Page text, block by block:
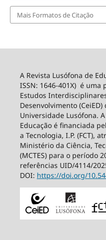
Mais Formatos de Citação
A Revista Lusófona de
ISSN: 1646-401X) é uma
Estudos
Desenvolvimento
Universidade Lusófona.
Educação é financiada
a Tecnologia, I.P. (FCT),
Ministério da Ciência,
(MCTES) para o período
referências UID/4114/
DOI: https://doi.org/